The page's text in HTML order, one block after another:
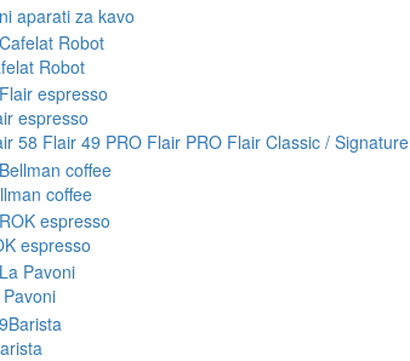
Robot
espresso
58 Flair 49 PRO Flair PRO Flair Classic / Signature
coffee
espresso